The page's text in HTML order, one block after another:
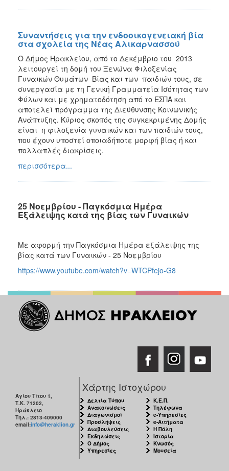
Συναντήσεις για την ενδοοικογενειακή βία
στα σχολεία της Νέας Αλικαρνασσού
Ο Δήμος Ηρακλείου, από το Δεκέμβριο του 2013
λειτουργεί τη δομή του Ξενώνα Φιλοξενίας
Γυναικών Θυμάτων Βίας και των παιδιών τους, σε
συνεργασία με τη Γενική Γραμματεία Ισότητας των
Φύλων και με χρηματοδότηση από το ΕΣΠΑ και
αποτελεί πρόγραμμα της Διεύθυνσης Κοινωνικής
Ανάπτυξης. Κύριος σκοπός της συγκεκριμένης Δομής
είναι η φιλοξενία γυναικών και των παιδιών τους,
που έχουν υποστεί οποιαδήποτε μορφή βίας ή και
πολλαπλές διακρίσεις.
περισσότερα...
25 Νοεμβρίου - Παγκόσμια Ημέρα
Εξάλειψης κατά της βίας των Γυναικών
Με αφορμή την Παγκόσμια Ημέρα εξάλειψης της
βίας κατά των Γυναικών - 25 Νοεμβρίου
https://www.youtube.com/watch?v=WTCPfejo-G8
Αγίου Τίτου 1,
Τ.Κ. 71202,
Ηράκλειο
Τηλ.: 2813-409000
email:info@heraklion.gr
Χάρτης Ιστοχώρου
Δελτία Τύπου
Ανακοινώσεις
Διαγωνισμοί
Προσλήψεις
Διαβουλεύσεις
Εκδηλώσεις
Ο Δήμος
Υπηρεσίες
Κ.Ε.Π.
Τηλέφωνα
e-Υπηρεσίες
e-Αιτήματα
Η Πόλη
Ιστορία
Κνωσός
Μουσεία